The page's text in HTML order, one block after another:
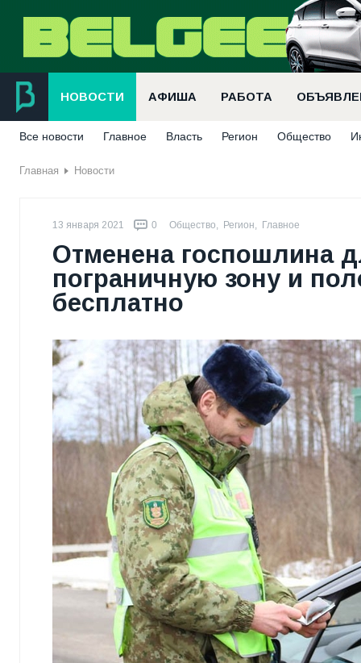
НОВОСТИ АФИША РАБОТА
Все новости Главное Власть Регион Общество
Главная Новости
13 января 2021 0 Общество, Регион, Главное
Отменена госпошлина
пограничную зону и
бесплатно